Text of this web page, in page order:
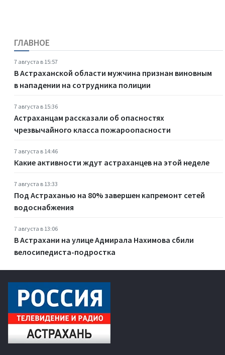
ГЛАВНОЕ
7 августа в 15:57
В Астраханской области мужчина признан виновным
в нападении на сотрудника полиции
7 августа в 15:36
Астраханцам рассказали об опасностях
чрезвычайного класса пожароопасности
7 августа в 14:46
Какие активности ждут астраханцев на этой неделе
7 августа в 13:33
Под Астраханью на 80% завершен капремонт сетей
водоснабжения
7 августа в 13:06
В Астрахани на улице Адмирала Нахимова сбили
велосипедиста-подростка